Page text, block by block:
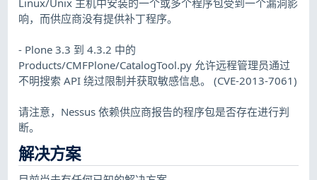
响，而供应商没有提供补丁程序。
- Plone 3.3 到 4.3.2 中的
Products/CMFPlone/CatalogTool.py 允许远程管理员通过
不明搜索 API 绕过限制并获取敏感信息。 (CVE-2013-7061)
请注意，Nessus 依赖供应商报告的程序包是否存在进行判
断。
解决方案